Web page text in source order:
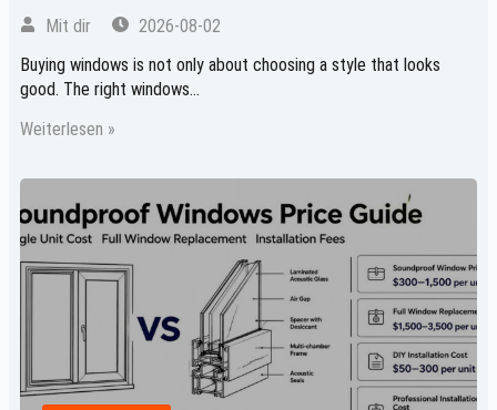
Mit dir
2026-08-02
Buying windows is not only about choosing a style that looks
good. The right windows...
Weiterlesen »